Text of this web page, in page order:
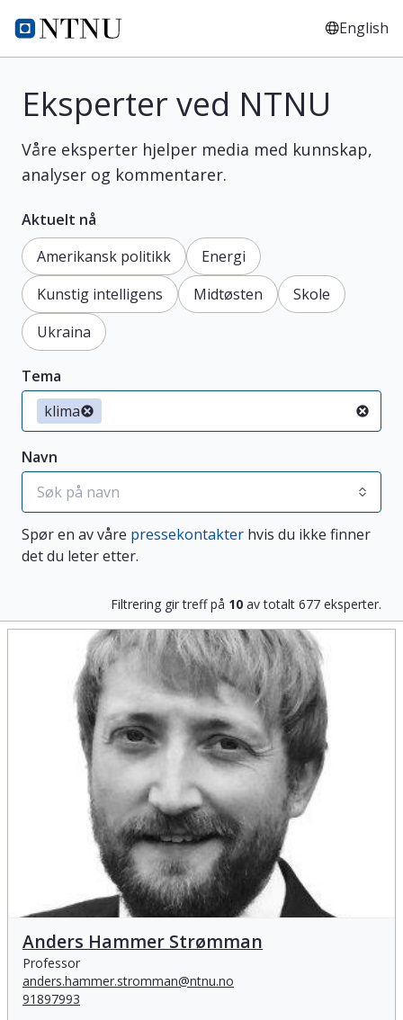
NTNUs hovedside English
Eksperter ved NTNU
Våre eksperter hjelper media med kunnskap,
analyser og kommentarer.
Aktuelt nå
Amerikansk politikk
Energi
Kunstig intelligens
Midtøsten
Skole
Ukraina
Tema
klima
Navn
Spør en av våre pressekontakter hvis du ikke finner
det du leter etter.
Filtrering gir treff på 10 av totalt 677 eksperter.
Anders Hammer Strømman
Professor
anders.hammer.stromman@ntnu.no
91897993